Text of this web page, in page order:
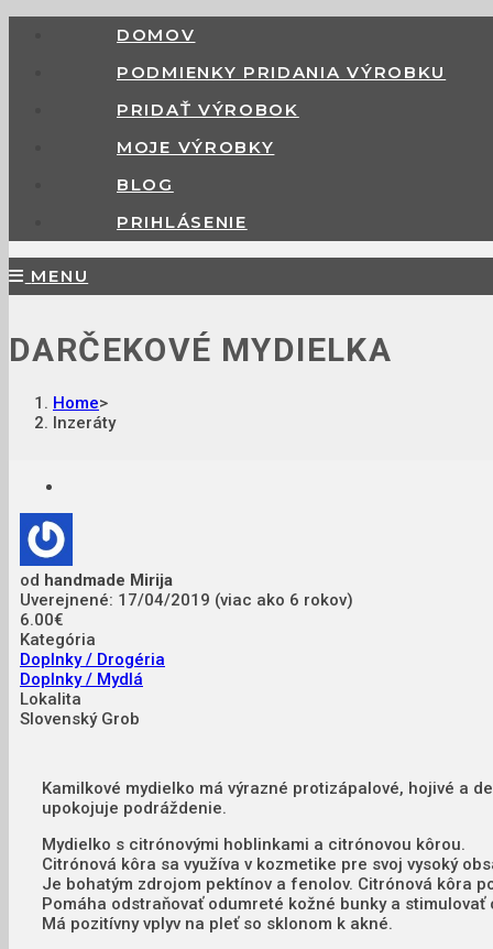
DOMOV
PODMIENKY PRIDANIA VÝROBKU
PRIDAŤ VÝROBOK
MOJE VÝROBKY
BLOG
PRIHLÁSENIE
MENU
DARČEKOVÉ MYDIELKA
Home>
Inzeráty
od handmade Mirija
Uverejnené: 17/04/2019 (viac ako 6 rokov)
6.00€
Kategória
Doplnky / Drogéria
Doplnky / Mydlá
Lokalita
Slovenský Grob
Kamilkové mydielko má výrazné protizápalové, hojivé a
upokojuje podráždenie.
Mydielko s citrónovými hoblinkami a citrónovou kôrou.
Citrónová kôra sa využíva v kozmetike pre svoj vysoký
Je bohatým zdrojom pektínov a fenolov. Citrónová kôra
Pomáha odstraňovať odumreté kožné bunky a
Má pozitívny vplyv na pleť so sklonom k akné.